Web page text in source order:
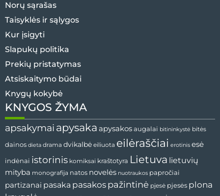
Norų sąrašas
Taisyklės ir sąlygos
Kur įsigyti
Slapukų politika
Prekių pristatymas
Atsiskaitymo būdai
Knygų kokybė
KNYGOS ŽYMA
apsakymai apysaka apysakos augalai bitininkystė bitės
dainos dieta drama dvikalbė eiliuota eilėraščiai erotinis esė
indėnai istorinis komiksai kraštotyra Lietuva lietuvių
mityba monografija natos novelės nuotraukos papročiai
partizanai pasaka pasakos pažintinė pjesė pjesės plona